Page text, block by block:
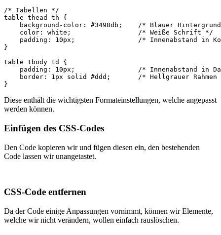
/* Tabellen */
table thead th {
background-color: #3498db;    /* Blauer
    color: white;                 /* Weiße Schrift */
padding: 10px;                /* Innenabstand in
}
table tbody td {
padding: 10px;                /* Innenabstand in
border: 1px solid #ddd;       /* Hellgrauer Rahmen
Diese enthält die wichtigsten Formateinstellungen, welche angepasst
werden können.
Einfügen des CSS-Codes
Den Code kopieren wir und fügen diesen ein, den bestehenden
Code lassen wir unangetastet.
CSS-Code entfernen
Da der Code einige Anpassungen vornimmt, können wir Elemente,
welche wir nicht verändern, wollen einfach rauslöschen.